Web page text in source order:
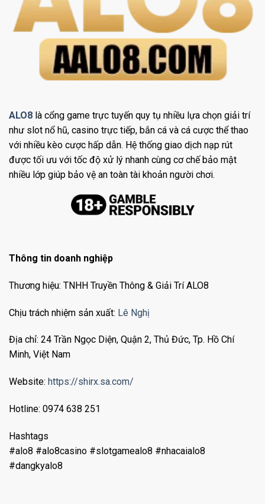
ALO8 là cổng game trực tuyến quy tụ nhiều lựa chọn giải trí
như slot nổ hũ, casino trực tiếp, bắn cá và cá cược thể thao
với nhiều kèo cược hấp dẫn. Hệ thống giao dịch nạp rút
được tối ưu với tốc độ xử lý nhanh cùng cơ chế bảo mật
nhiều lớp giúp bảo vệ an toàn tài khoản người chơi.
Thông tin doanh nghiệp
Thương hiệu: TNHH Truyền Thông & Giải Trí ALO8
Chịu trách nhiệm sản xuất: Lê Nghị
Địa chỉ: 24 Trần Ngọc Diện, Quận 2, Thủ Đức, Tp. Hồ Chí
Minh, Việt Nam
Website: https://shirx.sa.com/
Hotline: 0974 638 251
Hashtags
#alo8 #alo8casino #slotgamealo8 #nhacaialo8
#dangkyalo8